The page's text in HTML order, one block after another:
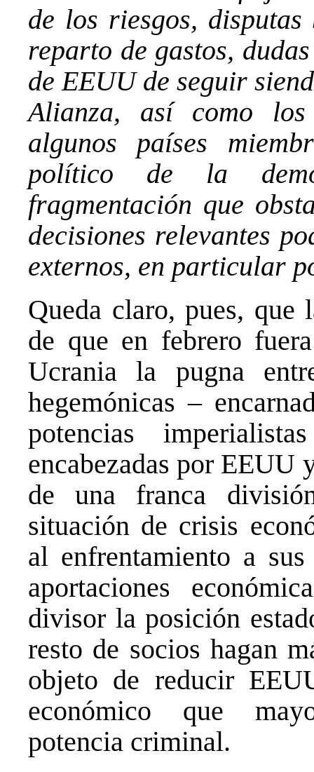
de los riesgos,
reparto de gastos,
de EEUU de seguir
Alianza, así como los
algunos países
político de la
fragmentación que
decisiones relevantes
externos, en particular
Queda claro, pues,
de que en febrero
Ucrania la pugna
hegemónicas –
potencias
encabezadas por EEUU
de una franca
situación de crisis
al enfrentamiento a
aportaciones
divisor la posición
resto de socios hagan
objeto de reducir
económico que
potencia criminal.